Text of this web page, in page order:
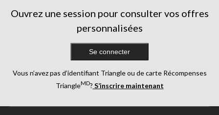
Ouvrez une session pour consulter vos offres
personnalisées
Se connecter
Vous n’avez pas d’identifiant Triangle ou de carte Récompenses
TriangleMD? S’inscrire maintenant